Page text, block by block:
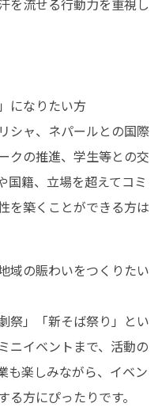
を流せる行動力を重視し
になりたい方
シャ、ネパールとの国際
クの推進、学生等との交
国籍、立場を超えてコミ
を築くことができる方は
域の賑わいをつくりたい
祭」「新そば祭り」とい
ニイベントまで、活動の
も楽しみながら、イベン
る方にぴったりです。